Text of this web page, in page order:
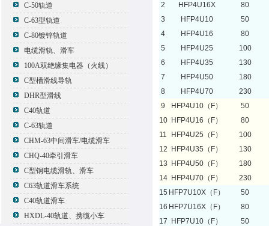
C-50轨道
C-63型轨道
C-80镀锌轨道
电缆滑轨、滑车
100A双绝缘集电器（火线）
C型槽滑线导轨
DHR型滑线
C40轨道
C-63轨道
CHM-63中间滑车/电缆滑车
CHQ-40牵引滑车
C型钢电缆滑轨、滑车
C63轨道滑车系统
C40轨道滑车
HXDL-40轨道、携缆小车
2
HFP4U16X
80
3
HFP4U10
50
4
HFP4U16
80
5
HFP4U25
100
6
HFP4U35
130
7
HFP4U50
180
8
HFP4U70
230
9
HFP4U10（F）
50
10 HFP4U16（F）
80
11
HFP4U25（F）
100
12
HFP4U35（F）
130
13
HFP4U50（F）
180
14 HFP4U70（F）
230
15 HFP7U10X（F）
50
16 HFP7U16X（F）
80
17
HFP7U10（F）
50